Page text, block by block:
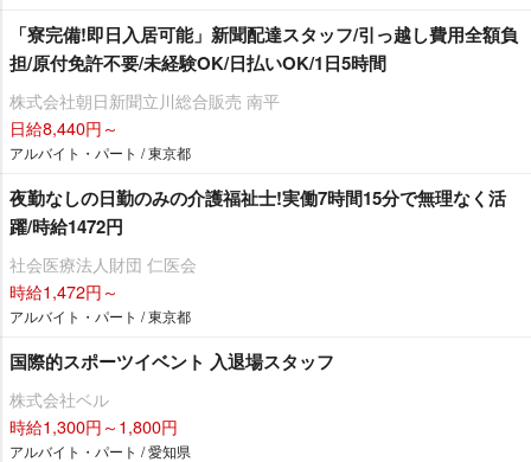
「寮完備!即日入居可能」新聞配達スタッフ/引っ越し費用全額負
担/原付免許不要/未経験OK/日払いOK/1日5時間
株式会社朝日新聞立川総合販売 南平
日給8,440円～
アルバイト・パート / 東京都
夜勤なしの日勤のみの介護福祉士!実働7時間15分で無理なく活
躍/時給1472円
社会医療法人財団 仁医会
時給1,472円～
アルバイト・パート / 東京都
国際的スポーツイベント 入退場スタッフ
株式会社ベル
時給1,300円～1,800円
アルバイト・パート / 愛知県